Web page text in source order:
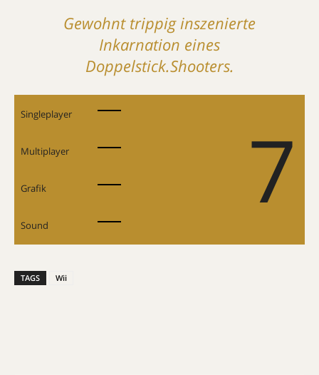
Gewohnt trippig inszenierte
Inkarnation eines
Doppelstick.Shooters.
Singleplayer 7
Multiplayer
Grafik
Sound
TAGS Wii